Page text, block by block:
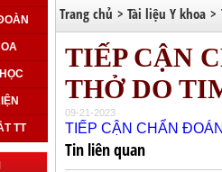
TT
Trang chủ > Tài liệu Y khoa >
TIẾP CẬN
THỞ DO
09-21-2023
TIẾP CẬN CHẨN
Tin liên quan